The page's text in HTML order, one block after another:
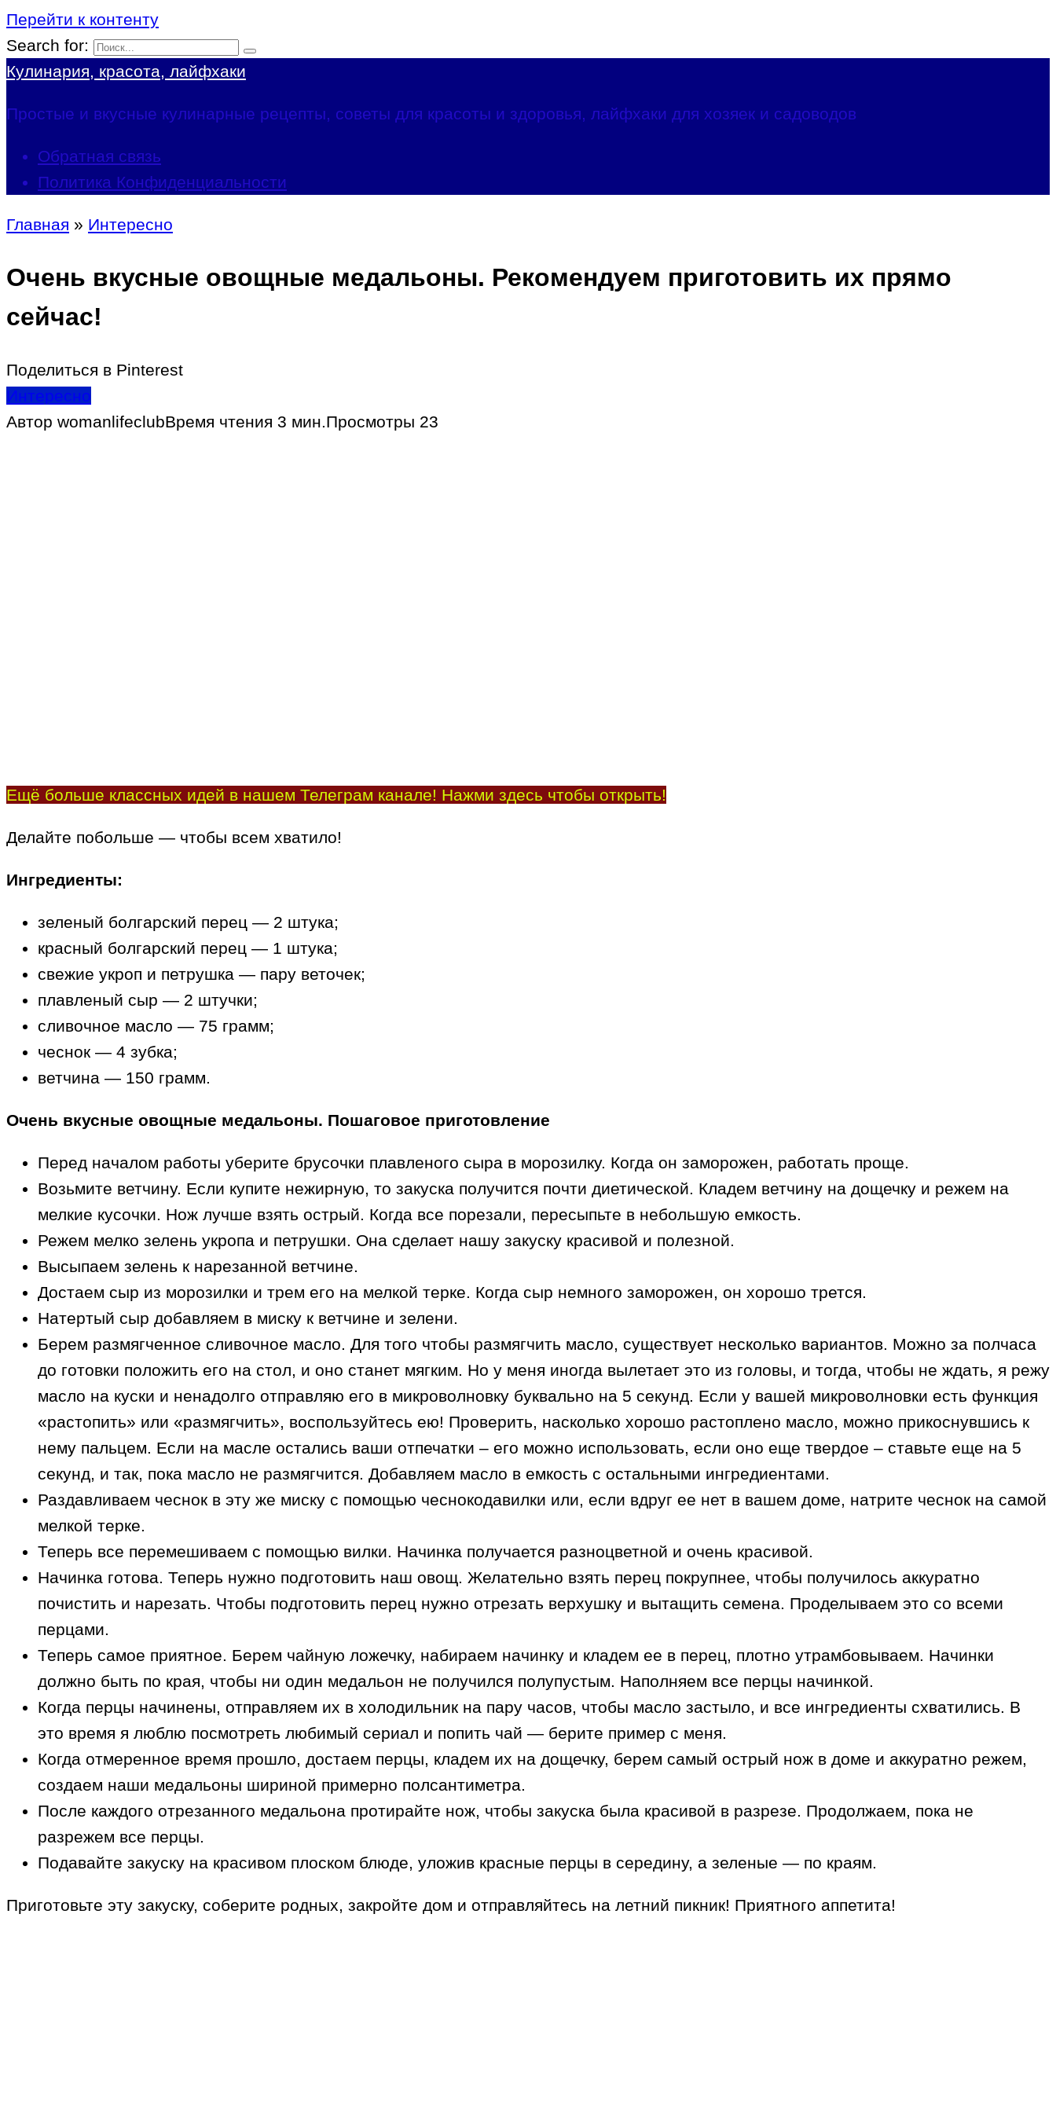
Перейти к контенту
Search for:
Кулинария, красота, лайфхаки
Простые и вкусные кулинарные рецепты, советы для красоты и здоровья, лайфхаки для хозяек и садоводов
Обратная связь
Политика Конфиденциальности
Главная » Интересно
Очень вкусные овощные медальоны. Рекомендуем приготовить их прямо
сейчас!
Поделиться в Pinterest
Интересно
Автор womanlifeclubВремя чтения 3 мин.Просмотры 23
Ещё больше классных идей в нашем Телеграм канале! Нажми здесь чтобы открыть!
Делайте побольше — чтобы всем хватило!
Ингредиенты:
зеленый болгарский перец — 2 штука;
красный болгарский перец — 1 штука;
свежие укроп и петрушка — пару веточек;
плавленый сыр — 2 штучки;
сливочное масло — 75 грамм;
чеснок — 4 зубка;
ветчина — 150 грамм.
Очень вкусные овощные медальоны. Пошаговое приготовление
Перед началом работы уберите брусочки плавленого сыра в морозилку. Когда он заморожен, работать проще.
Возьмите ветчину. Если купите нежирную, то закуска получится почти диетической. Кладем ветчину на дощечку и режем на
мелкие кусочки. Нож лучше взять острый. Когда все порезали, пересыпьте в небольшую емкость.
Режем мелко зелень укропа и петрушки. Она сделает нашу закуску красивой и полезной.
Высыпаем зелень к нарезанной ветчине.
Достаем сыр из морозилки и трем его на мелкой терке. Когда сыр немного заморожен, он хорошо трется.
Натертый сыр добавляем в миску к ветчине и зелени.
Берем размягченное сливочное масло. Для того чтобы размягчить масло, существует несколько вариантов. Можно за полчаса
до готовки положить его на стол, и оно станет мягким. Но у меня иногда вылетает это из головы, и тогда, чтобы не ждать, я режу
масло на куски и ненадолго отправляю его в микроволновку буквально на 5 секунд. Если у вашей микроволновки есть функция
«растопить» или «размягчить», воспользуйтесь ею! Проверить, насколько хорошо растоплено масло, можно прикоснувшись к
нему пальцем. Если на масле остались ваши отпечатки – его можно использовать, если оно еще твердое – ставьте еще на 5
секунд, и так, пока масло не размягчится. Добавляем масло в емкость с остальными ингредиентами.
Раздавливаем чеснок в эту же миску с помощью чеснокодавилки или, если вдруг ее нет в вашем доме, натрите чеснок на самой
мелкой терке.
Теперь все перемешиваем с помощью вилки. Начинка получается разноцветной и очень красивой.
Начинка готова. Теперь нужно подготовить наш овощ. Желательно взять перец покрупнее, чтобы получилось аккуратно
почистить и нарезать. Чтобы подготовить перец нужно отрезать верхушку и вытащить семена. Проделываем это со всеми
перцами.
Теперь самое приятное. Берем чайную ложечку, набираем начинку и кладем ее в перец, плотно утрамбовываем. Начинки
должно быть по края, чтобы ни один медальон не получился полупустым. Наполняем все перцы начинкой.
Когда перцы начинены, отправляем их в холодильник на пару часов, чтобы масло застыло, и все ингредиенты схватились. В
это время я люблю посмотреть любимый сериал и попить чай — берите пример с меня.
Когда отмеренное время прошло, достаем перцы, кладем их на дощечку, берем самый острый нож в доме и аккуратно режем,
создаем наши медальоны шириной примерно полсантиметра.
После каждого отрезанного медальона протирайте нож, чтобы закуска была красивой в разрезе. Продолжаем, пока не
разрежем все перцы.
Подавайте закуску на красивом плоском блюде, уложив красные перцы в середину, а зеленые — по краям.
Приготовьте эту закуску, соберите родных, закройте дом и отправляйтесь на летний пикник! Приятного аппетита!